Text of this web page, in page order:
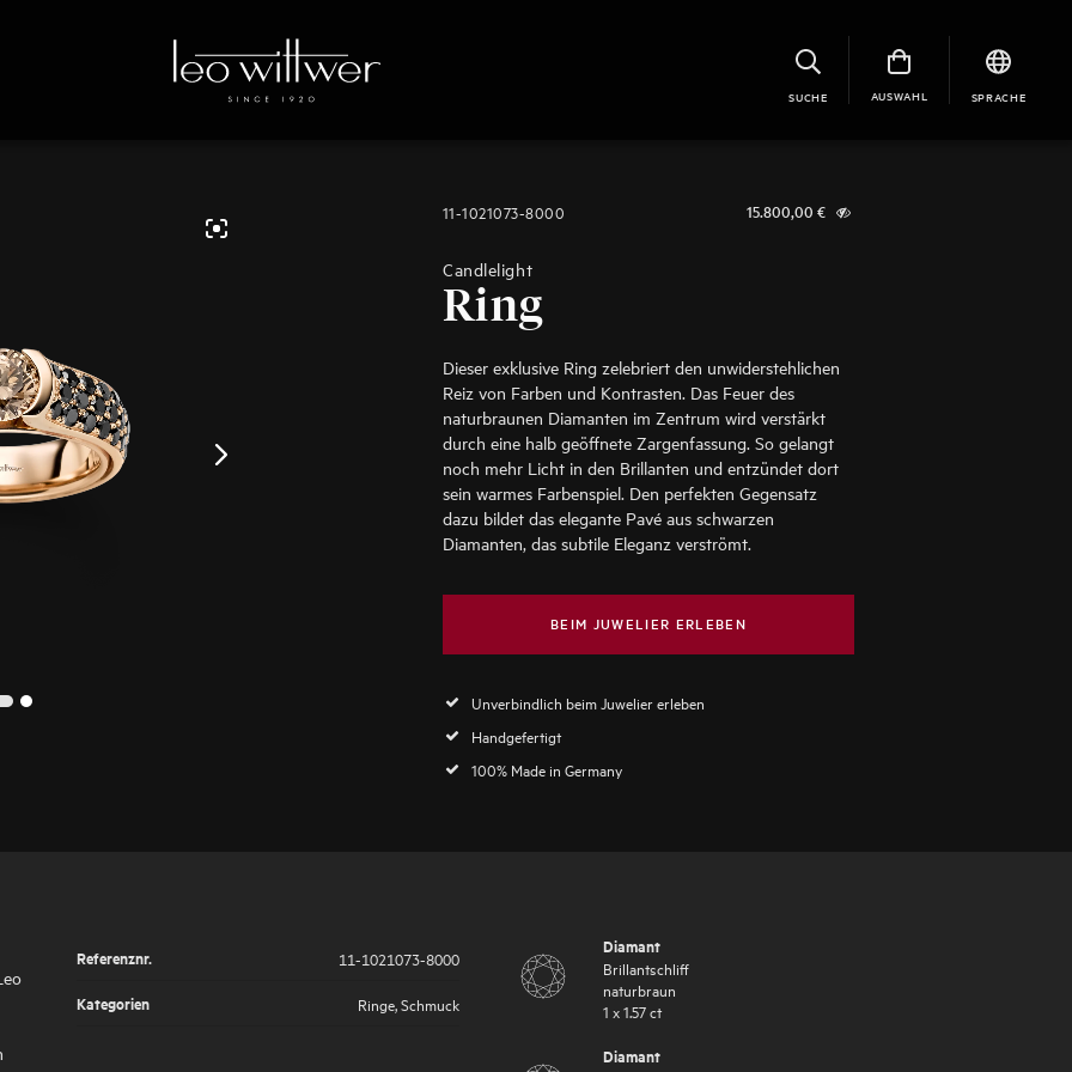
SUCHE AUSWAHL SPRACHE
11-1021073-8000 15.800,00 €
Candlelight
Ring
Dieser exklusive Ring zelebriert den unwiderstehlichen
Reiz von Farben und Kontrasten. Das Feuer des
naturbraunen Diamanten im Zentrum wird verstärkt
durch eine halb geöffnete Zargenfassung. So gelangt
noch mehr Licht in den Brillanten und entzündet dort
sein warmes Farbenspiel. Den perfekten Gegensatz
dazu bildet das elegante Pavé aus schwarzen
Diamanten, das subtile Eleganz verströmt.
BEIM JUWELIER ERLEBEN
Unverbindlich beim Juwelier erleben
Handgefertigt
100% Made in Germany
Referenznr.
11-1021073-8000
Kategorien
Ringe Schmuck
Diamant
Brillantschliff
naturbraun
1 x1.57ct
Diamant